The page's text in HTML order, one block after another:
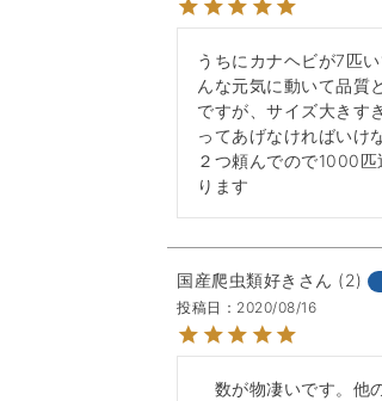
うちにカナヘビが7匹
んな元気に動いて品質
ですが、サイズ大きす
ってあげなければいけ
２つ頼んでので1000
ります
国産爬虫類好き 2
投稿日
2020/08/16
数が物凄いです。他